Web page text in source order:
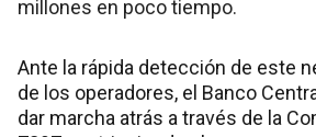
millones en poco tiempo.
Ante la rápida detección de este
de los operadores, el Banco
dar marcha atrás a través de la